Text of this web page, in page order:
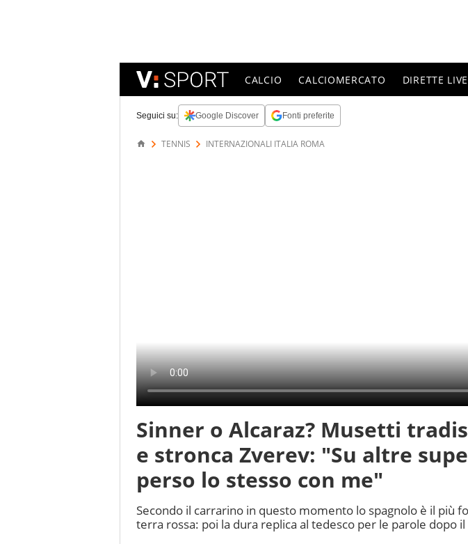
CALCIO CALCIOMERCATO DIRETTE LIVE
Seguici su: Google Discover Fonti preferite
TENNIS INTERNAZIONALI ITALIA ROMA
Sinner o Alcaraz? Musetti
e stronca Zverev: "Su altre
perso lo stesso con me"
Secondo il carrarino in questo momento lo spagnolo è il più
terra rossa: poi la dura replica al tedesco per le parole dopo